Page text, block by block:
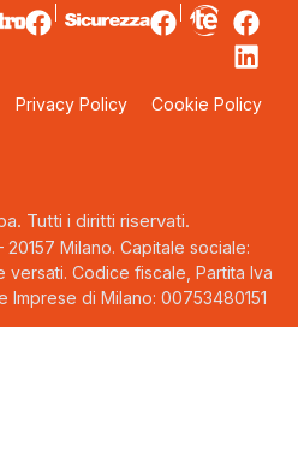
Privacy Policy Cookie Policy
Tutti i diritti riservati.
20157 Milano. Capitale sociale:
Codice fiscale, Partita Iva
Imprese di Milano: 00753480151